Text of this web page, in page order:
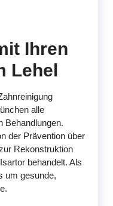
Ihren
Lehel
alle
Behandlungen.
der Prävention über
Rekonstruktion
behandelt. Als
um gesunde,